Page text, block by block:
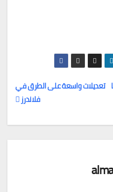
تعديلات واسعة على الطرق في
فلاندرز